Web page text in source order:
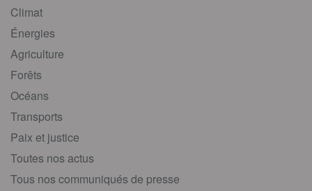
Climat
Énergies
Agriculture
Forêts
Océans
Transports
Paix et justice
Toutes nos actus
Tous nos communiqués de presse